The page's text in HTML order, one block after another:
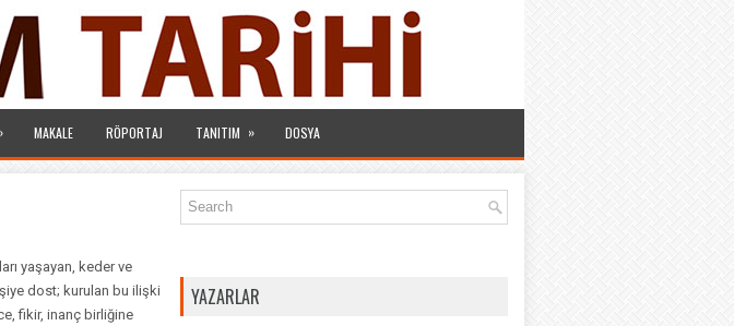
MAKALE RÖPORTAJ TANITIM » DOSYA
yaşayan, keder ve
dost; kurulan bu ilişki
fikir, inanç birliğine
YAZARLAR